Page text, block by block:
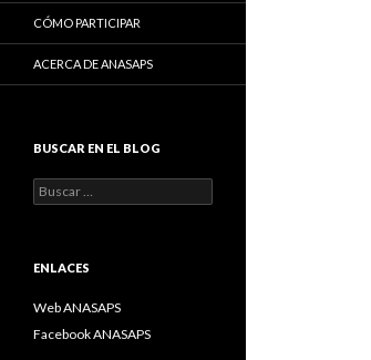
CÓMO PARTICIPAR
ACERCA DE ANASAPS
BUSCAR EN EL BLOG
Buscar:
ENLACES
Web ANASAPS
Facebook ANASAPS